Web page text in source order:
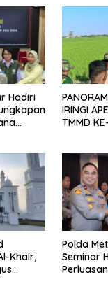
Hadiri
IRINGI
TMMD
Khair,
Polda
Seminar